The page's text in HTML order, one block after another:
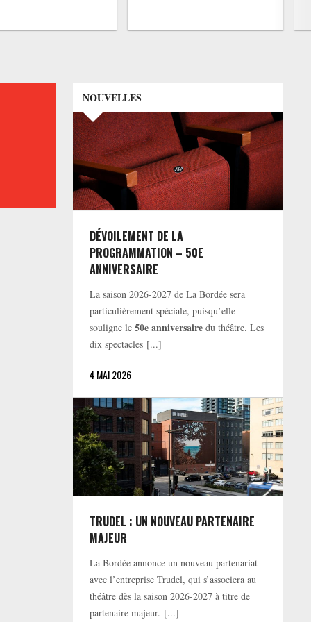
NOUVELLES
DÉVOILEMENT DE LA
PROGRAMMATION – 50E
ANNIVERSAIRE
La saison 2026-2027 de La Bordée sera
particulièrement spéciale, puisqu’elle
souligne le50e anniversaire du théâtre. Les
dix spectacles [...]
4 MAI 2026
TRUDEL : UN NOUVEAU PARTENAIRE
MAJEUR
La Bordée annonce un nouveau partenariat
avec l’entreprise Trudel, qui s’associera au
théâtre dès la saison 2026-2027 à titre de
partenaire majeur. [...]